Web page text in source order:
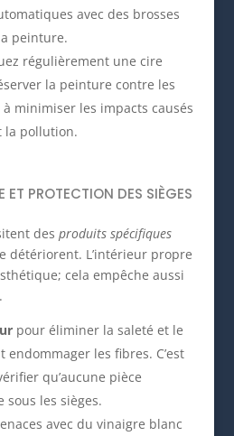
avec des brosses
peinture.
régulièrement une cire
la peinture contre les
minimiser les impacts causés
la pollution.
ET PROTECTION DES SIÈGES
des produits spécifiques
détériorent. L’intérieur propre
cela empêche aussi
pour éliminer la saleté et le
les fibres. C’est
qu’aucune pièce
les sièges.
avec du vinaigre blanc